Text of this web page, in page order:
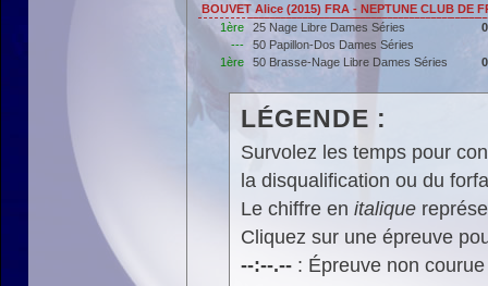
BOUVET Alice (2015) FRA - NEPTUNE CLUB DE
1ère
25 Nage Libre Dames Séries
---
50 Papillon-Dos Dames Séries
1ère
50 Brasse-Nage Libre Dames Séries
LÉGENDE :
Survolez les temps pour
la disqualification ou du
Le chiffre en italique
Cliquez sur une épreuve
--:--.--: Épreuve non